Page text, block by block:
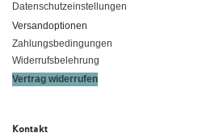
Datenschutzeinstellungen
Versandoptionen
Zahlungsbedingungen
Widerrufsbelehrung
Vertrag widerrufen
Kontakt